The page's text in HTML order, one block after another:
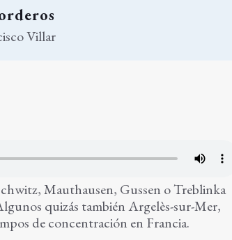
Villar
Mauthausen, Gussen o Treblinka
quizás también Argelès-sur-Mer,
de concentración en Francia.